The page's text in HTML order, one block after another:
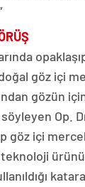
göz içi
gözün
Op.
göz içi
ürünü